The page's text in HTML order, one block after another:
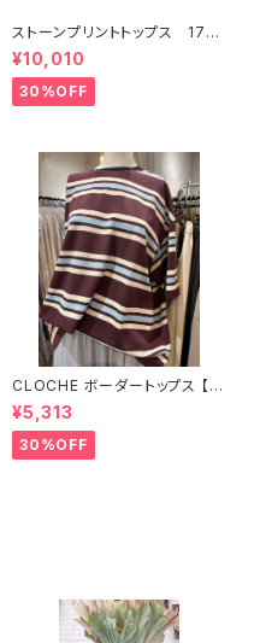
ストーンプリントトップス 176
34
¥10,010
30%OFF
CLOCHE ボーダートップス 【6
12-85776】
¥5,313
30%OFF